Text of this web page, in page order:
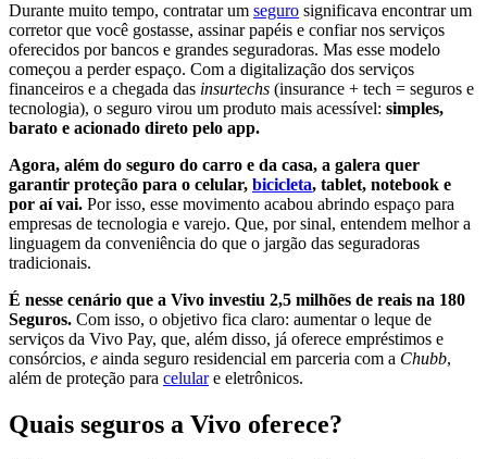
Durante muito tempo, contratar um seguro significava encontrar um
corretor que você gostasse, assinar papéis e confiar nos serviços
oferecidos por bancos e grandes seguradoras. Mas esse modelo
começou a perder espaço. Com a digitalização dos serviços
financeiros e a chegada das insurtechs (insurance + tech = seguros e
tecnologia), o seguro virou um produto mais acessível: simples,
barato e acionado direto pelo app.
Agora, além do seguro do carro e da casa, a galera quer
garantir proteção para o celular, bicicleta, tablet, notebook e
por aí vai. Por isso, esse movimento acabou abrindo espaço para
empresas de tecnologia e varejo. Que, por sinal, entendem melhor a
linguagem da conveniência do que o jargão das seguradoras
tradicionais.
É nesse cenário que a Vivo investiu 2,5 milhões de reais na 180
Seguros. Com isso, o objetivo fica claro: aumentar o leque de
serviços da Vivo Pay, que, além disso, já oferece empréstimos e
consórcios, e ainda seguro residencial em parceria com a Chubb,
além de proteção para celulare eletrônicos.
Quais seguros a Vivo oferece?